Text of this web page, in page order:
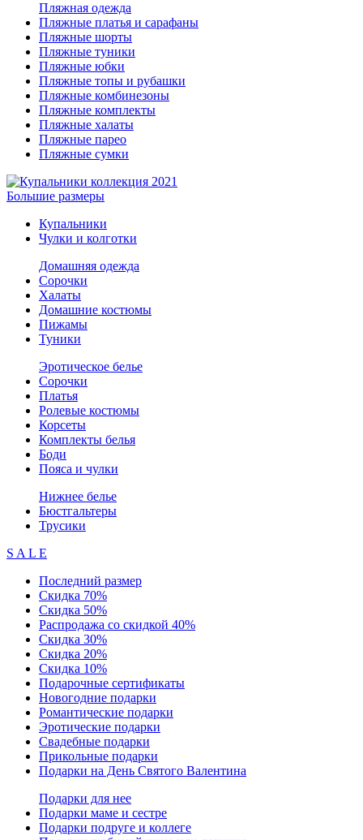
Пляжная одежда
Пляжные платья и сарафаны
Пляжные шорты
Пляжные туники
Пляжные юбки
Пляжные топы и рубашки
Пляжные комбинезоны
Пляжные комплекты
Пляжные халаты
Пляжные парео
Пляжные сумки
Большие размеры
Купальники
Чулки и колготки
Домашняя одежда
Сорочки
Халаты
Домашние костюмы
Пижамы
Туники
Эротическое белье
Сорочки
Платья
Ролевые костюмы
Корсеты
Комплекты белья
Боди
Пояса и чулки
Нижнее белье
Бюстгальтеры
Трусики
S A L E
Последний размер
Скидка 70%
Скидка 50%
Распродажа со скидкой 40%
Скидка 30%
Скидка 20%
Скидка 10%
Подарочные сертификаты
Новогодние подарки
Романтические подарки
Эротические подарки
Свадебные подарки
Прикольные подарки
Подарки на День Святого Валентина
Подарки для нее
Подарки маме и сестре
Подарки подруге и коллеге